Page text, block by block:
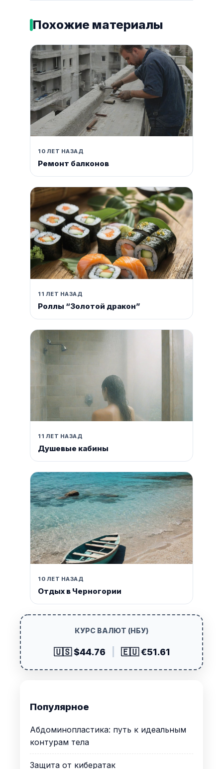
Похожие материалы
10 ЛЕТ НАЗАД
Ремонт балконов
11 ЛЕТ НАЗАД
Роллы “Золотой дракон”
11 ЛЕТ НАЗАД
Душевые кабины
10 ЛЕТ НАЗАД
Отдых в Черногории
КУРС ВАЛЮТ (НБУ)
🇺🇸 $44.76 🇪🇺 €51.61
Популярное
Абдоминопластика: путь к идеальным
контурам тела
Защита от кибератак